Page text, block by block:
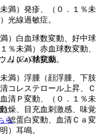
満）発疹、（０．１％未
光線過敏症。
）白血球数変動、好中球
％未満）赤血球数変動、
リンパ球変動。
満）浮腫（顔浮腫、下肢
コレステロール上昇、Ｃ
清Ｐ変動、（０．１％未
燥、目充血刺激感、味覚
総蛋白変動、血清Ｃａ変
）耳鳴。
ム (Ca) 拮抗薬
)
ら